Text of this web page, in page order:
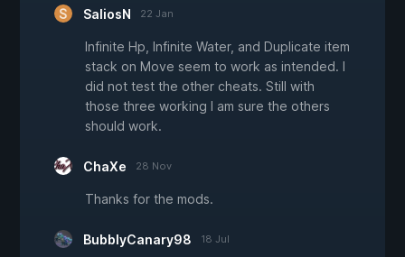
SaliosN 22 Jan
Infinite Hp, Infinite Water, and Duplicate item
stack on Move seem to work as intended. I
did not test the other cheats. Still with
those three working I am sure the others
should work.
ChaXe 28 Nov
Thanks for the mods.
BubblyCanary98 18 Jul